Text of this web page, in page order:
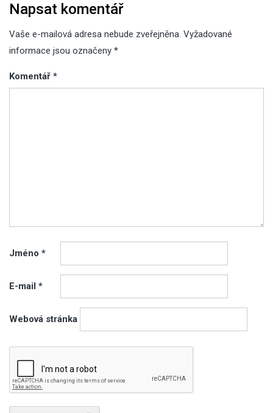
Napsat komentář
Vaše e-mailová adresa nebude zveřejněna. Vyžadované
informace jsou označeny *
Komentář *
Jméno *
E-mail *
Webová stránka